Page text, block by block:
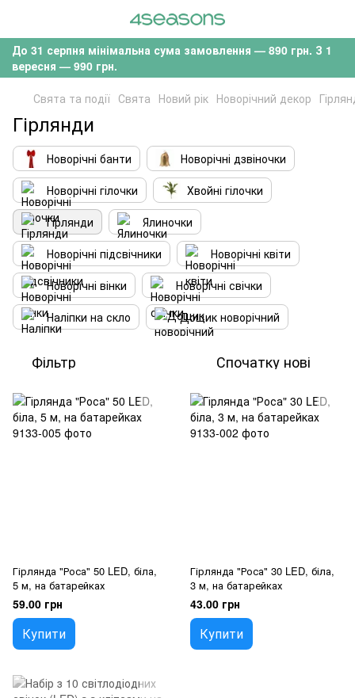
До 31 серпня мінімальна сума замовлення — 890 грн. З 1
вересня — 990 грн.
Свята та події Свята Новий рік Новорічний декор
Гірлянди
Новорічні банти
Новорічні дзвіночки
Новорічні гілочки
Хвойні гілочки
Гірлянди
Ялиночки
Новорічні підсвічники
Новорічні квіти
Новорічні вінки
Новорічні свічки
Наліпки на скло
Дощик новорічний
Фільтр Спочатку нові
Гірлянда "Роса" 50 LED, біла,
5 м, на батарейках
59.00 грн
Купити
Гірлянда "Роса" 30 LED, біла,
3 м, на батарейках
43.00 грн
Купити